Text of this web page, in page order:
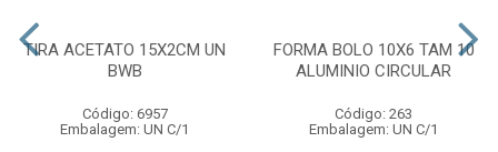
TIRA ACETATO 15X2CM UN
BWB
Código: 6957
Embalagem: UN C/1
FORMA BOLO 10X6 TAM 10
ALUMINIO CIRCULAR
Código: 263
Embalagem: UN C/1